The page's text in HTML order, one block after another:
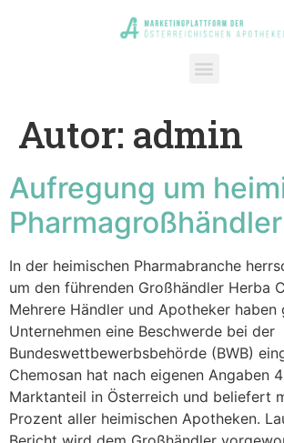
Autor: admin
Aufregung um
Pharmagroßhändler
In der heimischen Pharmabranche
um den führenden Großhändler Herba
Mehrere Händler und Apotheker haben
Unternehmen eine Beschwerde bei der
Bundeswettbewerbsbehörde (BWB)
Chemosan hat nach eigenen Angaben
Marktanteil in Österreich und beliefert
Prozent aller heimischen Apotheken.